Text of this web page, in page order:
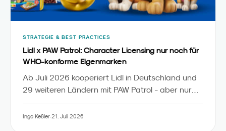
STRATEGIE & BEST PRACTICES
Lidl x PAW Patrol: Character Licensing nur noch für
WHO-konforme Eigenmarken
Ab Juli 2026 kooperiert Lidl in Deutschland und
29 weiteren Ländern mit PAW Patrol - aber nur
Gemüse, die die WHO-Nährwertkriterien und
Ingo Keßler·21. Juli 2026